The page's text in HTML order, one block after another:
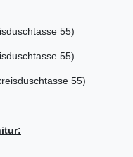
55)
55)
55)